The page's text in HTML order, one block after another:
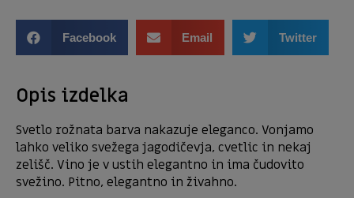
Facebook Email Twitter
Opis izdelka
Svetlo rožnata barva nakazuje eleganco. Vonjamo
lahko veliko svežega jagodičevja, cvetlic in nekaj
zelišč. Vino je v ustih elegantno in ima čudovito
svežino. Pitno, elegantno in živahno.